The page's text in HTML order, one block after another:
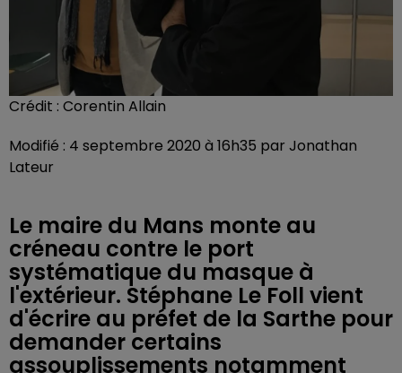
Crédit : Corentin Allain
Modifié : 4 septembre 2020 à 16h35 par Jonathan
Lateur
Le maire du Mans monte au
créneau contre le port
systématique du masque à
l'extérieur. Stéphane Le Foll vient
d'écrire au préfet de la Sarthe pour
demander certains
assouplissements notamment